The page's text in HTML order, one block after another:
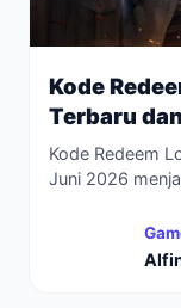
Kode
Terbaru
Kode Redeem
Juni 2026